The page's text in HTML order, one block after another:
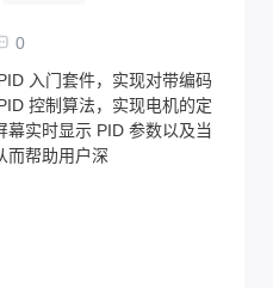
0
入门套件，实现对带编码
控制算法，实现电机的定
实时显示 PID 参数以及当
而帮助用户深